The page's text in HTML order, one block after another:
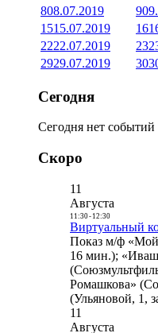
808.07.2019 9
1515.07.2019 16
2222.07.2019 23
2929.07.2019 30
Сегодня
Сегодня нет событий
Скоро
11
Августа
11:30- 12:30
Виртуальный
Показ м/ф
16 мин.);
Ромашкова»
(Ульяновой, 1,
11
Августа